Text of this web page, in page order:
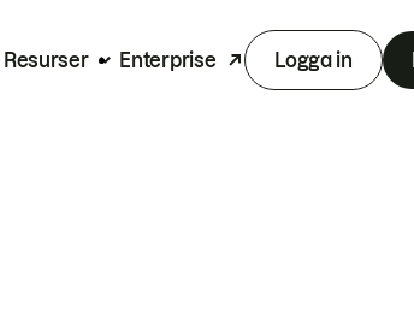
Resurser Enterprise Logga in